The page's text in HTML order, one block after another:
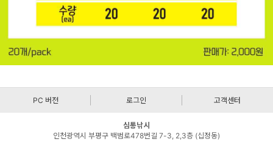
PC 버전 로그인 고객센터
심통낚시
인천광역시 부평구 백범로478번길 7-3, 2,3층 (십정동)